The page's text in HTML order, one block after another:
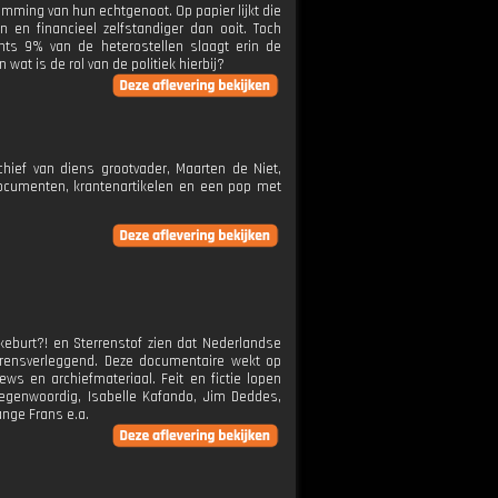
van hun echtgenoot. Op papier lijkt die
en financieel zelfstandiger dan ooit. Toch
9% van de heterostellen slaagt erin de
wat is de rol van de politiek hierbij?
van diens grootvader, Maarten de Niet,
krantenartikelen en een pop met
en Sterrenstof zien dat Nederlandse
Deze documentaire wekt op
en archiefmateriaal. Feit en fictie lopen
Isabelle Kafando, Jim Deddes,
Frans e.a.